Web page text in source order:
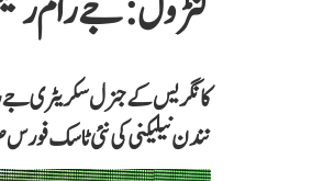
کانگریس کے جنرل سکریٹری جے
نندن نیلیکنی کی نئی ٹاسک